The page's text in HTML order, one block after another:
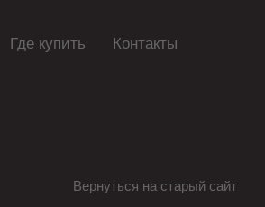
Где купить Контакты
Вернуться на старый сайт